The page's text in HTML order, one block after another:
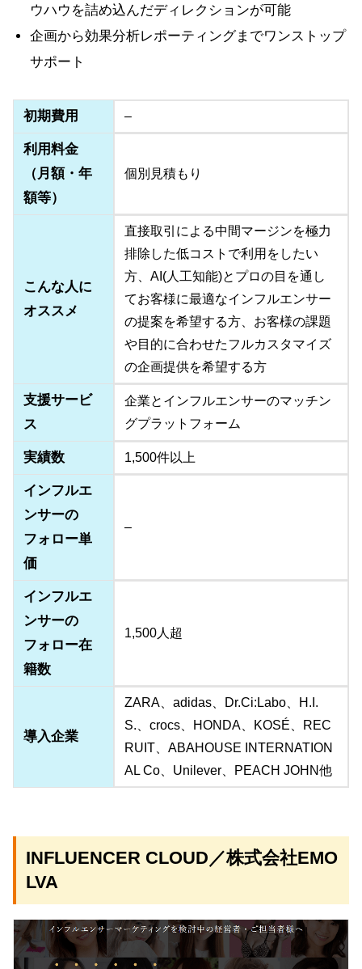
ウハウを詰め込んだディレクションが可能
企画から効果分析レポーティングまでワンストップ
サポート
初期費用 –
利用料金
（月額・年
額等）
個別見積もり
こんな人に
オススメ
直接取引による中間マージンを極力
排除した低コストで利用をしたい
方、AI(人工知能)とプロの目を通し
てお客様に最適なインフルエンサー
の提案を希望する方、お客様の課題
や目的に合わせたフルカスタマイズ
の企画提供を希望する方
支援サービ
ス
企業とインフルエンサーのマッチン
グプラットフォーム
実績数 1,500件以上
インフルエ
ンサーの
フォロー単
価
–
インフルエ
ンサーの
フォロー在
籍数
1,500人超
導入企業
ZARA、adidas、Dr.Ci:Labo、H.I.
S.、crocs、HONDA、KOSÉ、REC
RUIT、ABAHOUSE INTERNATION
AL Co、Unilever、PEACH JOHN他
INFLUENCER CLOUD／株式会社EMO
LVA